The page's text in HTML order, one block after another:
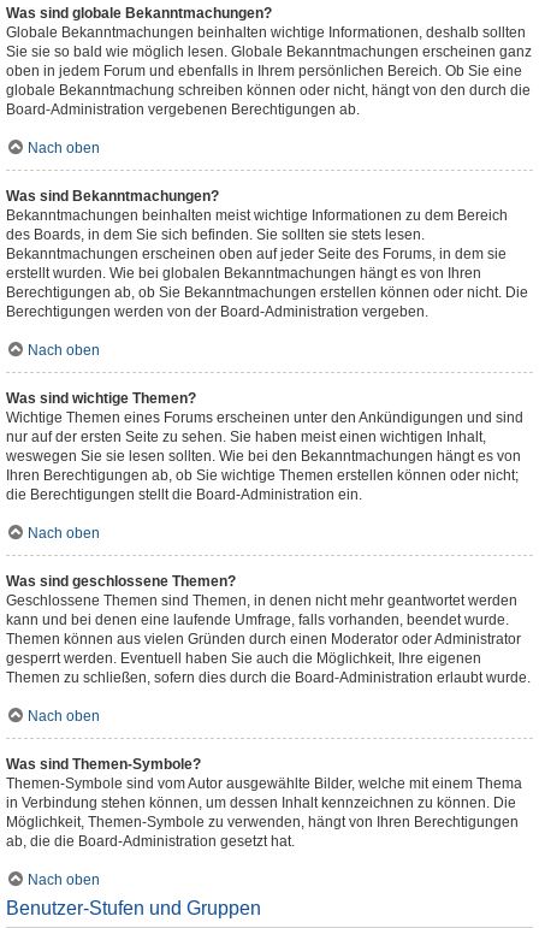
Was sind globale Bekanntmachungen?
Globale Bekanntmachungen beinhalten wichtige Informationen, deshalb sollten
Sie sie so bald wie möglich lesen. Globale Bekanntmachungen erscheinen ganz
oben in jedem Forum und ebenfalls in Ihrem persönlichen Bereich. Ob Sie eine
globale Bekanntmachung schreiben können oder nicht, hängt von den durch die
Board-Administration vergebenen Berechtigungen ab.
Nach oben
Was sind Bekanntmachungen?
Bekanntmachungen beinhalten meist wichtige Informationen zu dem Bereich
des Boards, in dem Sie sich befinden. Sie sollten sie stets lesen.
Bekanntmachungen erscheinen oben auf jeder Seite des Forums, in dem sie
erstellt wurden. Wie bei globalen Bekanntmachungen hängt es von Ihren
Berechtigungen ab, ob Sie Bekanntmachungen erstellen können oder nicht. Die
Berechtigungen werden von der Board-Administration vergeben.
Nach oben
Was sind wichtige Themen?
Wichtige Themen eines Forums erscheinen unter den Ankündigungen und sind
nur auf der ersten Seite zu sehen. Sie haben meist einen wichtigen Inhalt,
weswegen Sie sie lesen sollten. Wie bei den Bekanntmachungen hängt es von
Ihren Berechtigungen ab, ob Sie wichtige Themen erstellen können oder nicht;
die Berechtigungen stellt die Board-Administration ein.
Nach oben
Was sind geschlossene Themen?
Geschlossene Themen sind Themen, in denen nicht mehr geantwortet werden
kann und bei denen eine laufende Umfrage, falls vorhanden, beendet wurde.
Themen können aus vielen Gründen durch einen Moderator oder Administrator
gesperrt werden. Eventuell haben Sie auch die Möglichkeit, Ihre eigenen
Themen zu schließen, sofern dies durch die Board-Administration erlaubt wurde.
Nach oben
Was sind Themen-Symbole?
Themen-Symbole sind vom Autor ausgewählte Bilder, welche mit einem Thema
in Verbindung stehen können, um dessen Inhalt kennzeichnen zu können. Die
Möglichkeit, Themen-Symbole zu verwenden, hängt von Ihren Berechtigungen
ab, die die Board-Administration gesetzt hat.
Nach oben
Benutzer-Stufen und Gruppen